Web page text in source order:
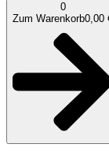
0
Zum Warenkorb0,00